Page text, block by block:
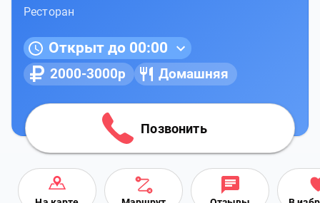
Ресторан
Открыт до 00:00
2000-3000р Домашняя
Позвонить